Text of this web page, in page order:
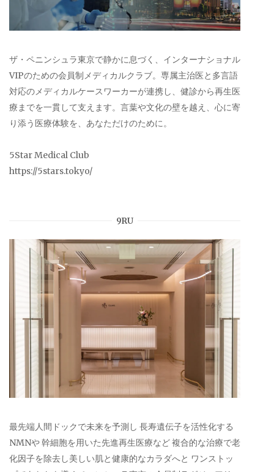
ザ・ペニンシュラ東京で静かに息づく、インターナショナル
VIPのための会員制メディカルクラブ。専属主治医と多言語
対応のメディカルケースワーカーが連携し、健診から再生医
療までを一貫して支えます。言葉や文化の壁を越え、心に寄
り添う医療体験を、あなただけのために。
5Star Medical Club
https://5stars.tokyo/
9RU
最先端人間ドックで未来を予測し 長寿遺伝子を活性化する
NMNや 幹細胞を用いた先進再生医療など 複合的な治療で老
化因子を除去し美しい肌と健康的なカラダへと ワンストッ